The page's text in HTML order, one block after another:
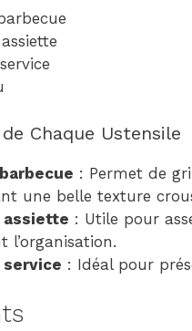
Chaque Ustensile
: Permet de
une belle texture
assiette : Utile pour
l’organisation.
: Idéal pour